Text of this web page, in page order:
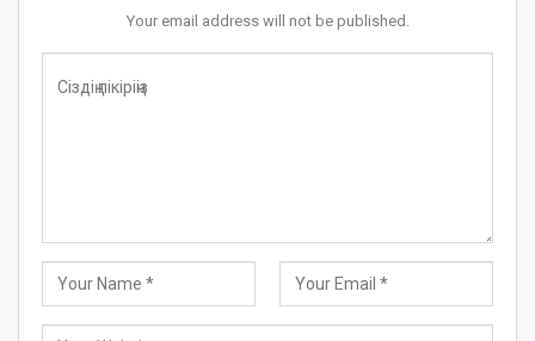
Your email address will not be published.